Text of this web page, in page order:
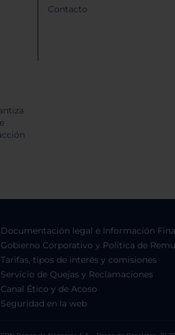
Contacto
Documentación legal e Información
Gobierno Corporativo y Política de
Tarifas, tipos de interés y comisiones
Servicio de Quejas y Reclamaciones
Canal Ético y de Acoso
Seguridad en la web